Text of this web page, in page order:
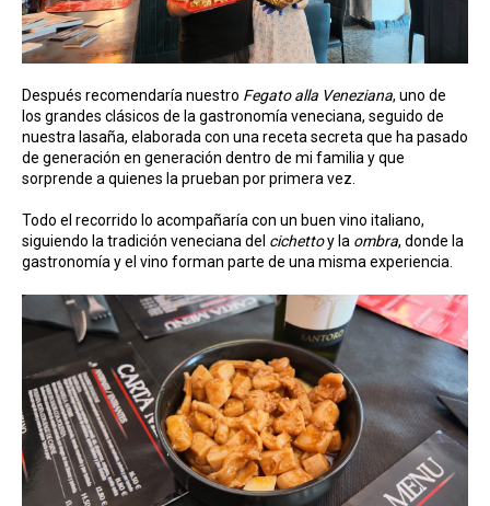
Después recomendaría nuestro Fegato alla Veneziana, uno de
los grandes clásicos de la gastronomía veneciana, seguido de
nuestra lasaña, elaborada con una receta secreta que ha pasado
de generación en generación dentro de mi familia y que
sorprende a quienes la prueban por primera vez.
Todo el recorrido lo acompañaría con un buen vino italiano,
siguiendo la tradición veneciana del cichettoy la ombra, donde la
gastronomía y el vino forman parte de una misma experiencia.